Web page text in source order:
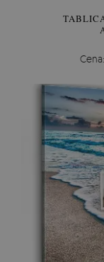
Cena: